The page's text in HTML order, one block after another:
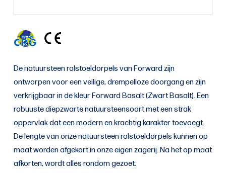
De natuursteen rolstoeldorpels van Forward zijn
ontworpen voor een veilige, drempelloze doorgang en zijn
verkrijgbaar in de kleur Forward Basalt (Zwart Basalt). Een
robuuste diepzwarte natuursteensoort met een strak
oppervlak dat een modern en krachtig karakter toevoegt.
De lengte van onze natuursteen rolstoeldorpels kunnen op
maat worden afgekort in onze eigen zagerij. Na het op maat
afkorten, wordt alles rondom gezoet.